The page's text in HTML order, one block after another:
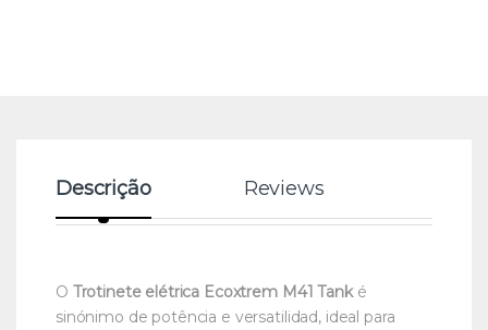
Descrição Reviews
O Trotinete elétrica Ecoxtrem M41 Tanké
sinónimo de potência e versatilidad, ideal para